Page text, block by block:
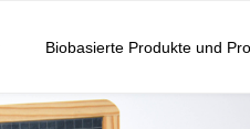
Biobasierte Produkte und